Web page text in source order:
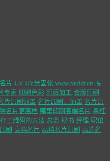
片 UV UV光固化 www.carddr.cn 专
专家 印刷色彩 印后加工 合版印刷
片印刷油墨 名片印刷，油墨 名片印
名片更高档 哪里印刷高端名片 墨杠
二维码的方法 总监 秘书 经理 职位
刷 高档名片 高档名片印刷 高端名